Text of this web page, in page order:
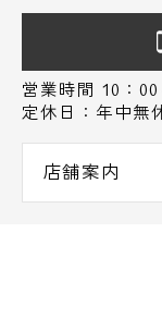
営業時間 10：
定休日：年中無
店舗案内